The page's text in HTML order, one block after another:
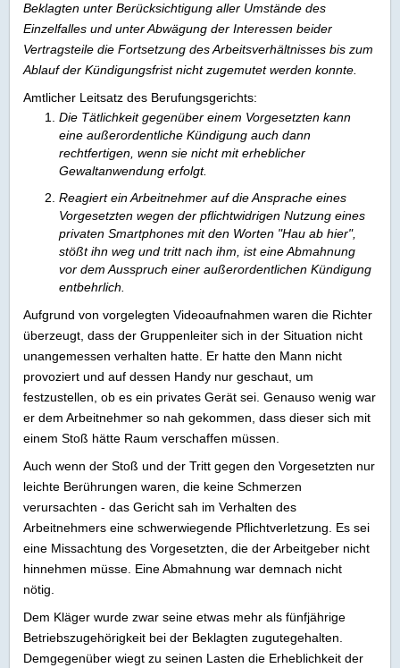
Beklagten unter Berücksichtigung aller Umstände des
Einzelfalles und unter Abwägung der Interessen beider
Vertragsteile die Fortsetzung des Arbeitsverhältnisses bis zum
Ablauf der Kündigungsfrist nicht zugemutet werden konnte.
Amtlicher Leitsatz des Berufungsgerichts:
Die Tätlichkeit gegenüber einem Vorgesetzten kann
eine außerordentliche Kündigung auch dann
rechtfertigen, wenn sie nicht mit erheblicher
Gewaltanwendung erfolgt.
Reagiert ein Arbeitnehmer auf die Ansprache eines
Vorgesetzten wegen der pflichtwidrigen Nutzung eines
privaten Smartphones mit den Worten "Hau ab hier",
stößt ihn weg und tritt nach ihm, ist eine Abmahnung
vor dem Ausspruch einer außerordentlichen Kündigung
entbehrlich.
Aufgrund von vorgelegten Videoaufnahmen waren die Richter
überzeugt, dass der Gruppenleiter sich in der Situation nicht
unangemessen verhalten hatte. Er hatte den Mann nicht
provoziert und auf dessen Handy nur geschaut, um
festzustellen, ob es ein privates Gerät sei. Genauso wenig war
er dem Arbeitnehmer so nah gekommen, dass dieser sich mit
einem Stoß hätte Raum verschaffen müssen.
Auch wenn der Stoß und der Tritt gegen den Vorgesetzten nur
leichte Berührungen waren, die keine Schmerzen
verursachten - das Gericht sah im Verhalten des
Arbeitnehmers eine schwerwiegende Pflichtverletzung. Es sei
eine Missachtung des Vorgesetzten, die der Arbeitgeber nicht
hinnehmen müsse. Eine Abmahnung war demnach nicht
nötig.
Dem Kläger wurde zwar seine etwas mehr als fünfjährige
Betriebszugehörigkeit bei der Beklagten zugutegehalten.
Demgegenüber wiegt zu seinen Lasten die Erheblichkeit der